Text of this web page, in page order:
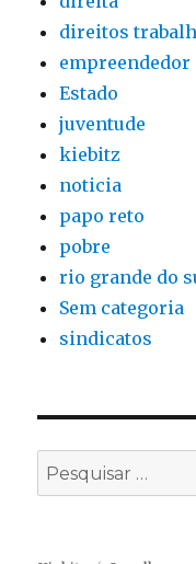
direitos
empreendedor
Estado
juventude
kiebitz
noticia
papo reto
pobre
rio grande do
Sem categoria
sindicatos
Pesquisar
por: